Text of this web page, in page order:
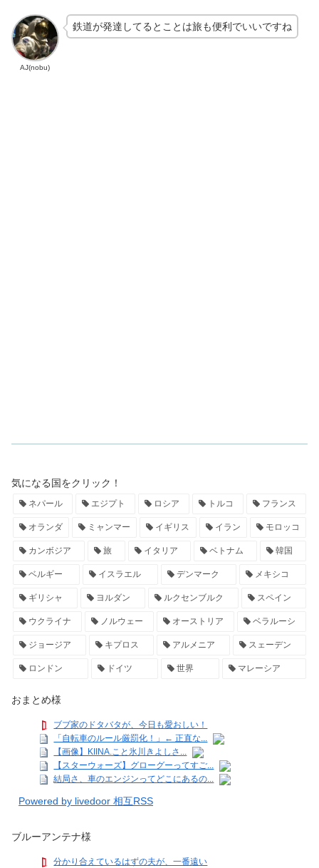
AJ(nobu)
鉄道が発達してるとことは旅も便利でいいですね
気になる国をクリック！
ネパール エジプト ロシア トルコ フランス
オランダ ミャンマー イギリス イラン モロッコ
カンボジア 旅 イタリア ベトナム 韓国
ベルギー イスラエル デンマーク メキシコ
ギリシャ ヨルダン ルクセンブルク スペイン
ウクライナ ノルウェー オーストリア ベラルーシ
ジョージア キプロス アルメニア スェーデン
ロンドン ドイツ 世界 マレーシア
おまとめ様
ブブ家のドタバタが、今日も愛おしい！
「自転車のルール厳罰化！」← 正直な...
【画像】KIINA.こと氷川きよしさ...
【スターウォーズ】グローグーってすご...
結局さ、車のエンジンってどこにあるの...
Powered by livedoor 相互RSS
ブルーアンテナ様
分かり合えているはずの夫が、一番遠い